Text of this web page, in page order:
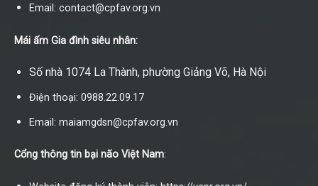
Email: contact@cpfav.org.vn
Mái ấm Gia đình siêu nhân:
Số nhà 1074 La Thành, phường Giảng Võ, Hà Nội
Điện thoại: 0988.22.09.17
Email: maiamgdsn@cpfav.org.vn
Cổng thông tin bại não Việt Nam: